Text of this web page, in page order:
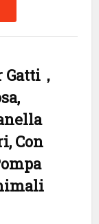
，
Con